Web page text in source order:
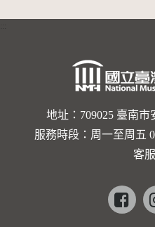
的依戀—
勒大地之
歌]【對
世界與生
命的依戀
馬勒大地
之歌】
地址：709025 臺南
服務時段：周一至周五
客